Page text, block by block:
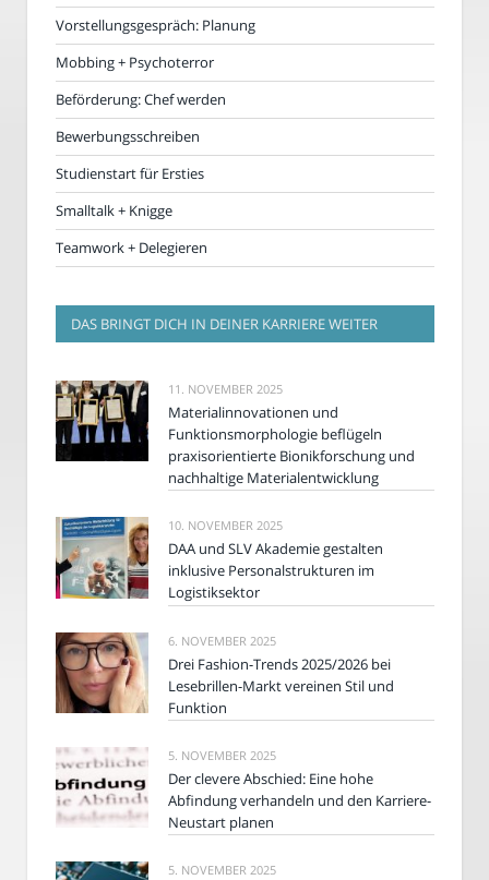
Vorstellungsgespräch: Planung
Mobbing + Psychoterror
Beförderung: Chef werden
Bewerbungsschreiben
Studienstart für Ersties
Smalltalk + Knigge
Teamwork + Delegieren
DAS BRINGT DICH IN DEINER KARRIERE WEITER
11. NOVEMBER 2025
Materialinnovationen und
Funktionsmorphologie beflügeln
praxisorientierte Bionikforschung und
nachhaltige Materialentwicklung
10. NOVEMBER 2025
DAA und SLV Akademie gestalten
inklusive Personalstrukturen im
Logistiksektor
6. NOVEMBER 2025
Drei Fashion-Trends 2025/2026 bei
Lesebrillen-Markt vereinen Stil und
Funktion
5. NOVEMBER 2025
Der clevere Abschied: Eine hohe
Abfindung verhandeln und den Karriere-
Neustart planen
5. NOVEMBER 2025